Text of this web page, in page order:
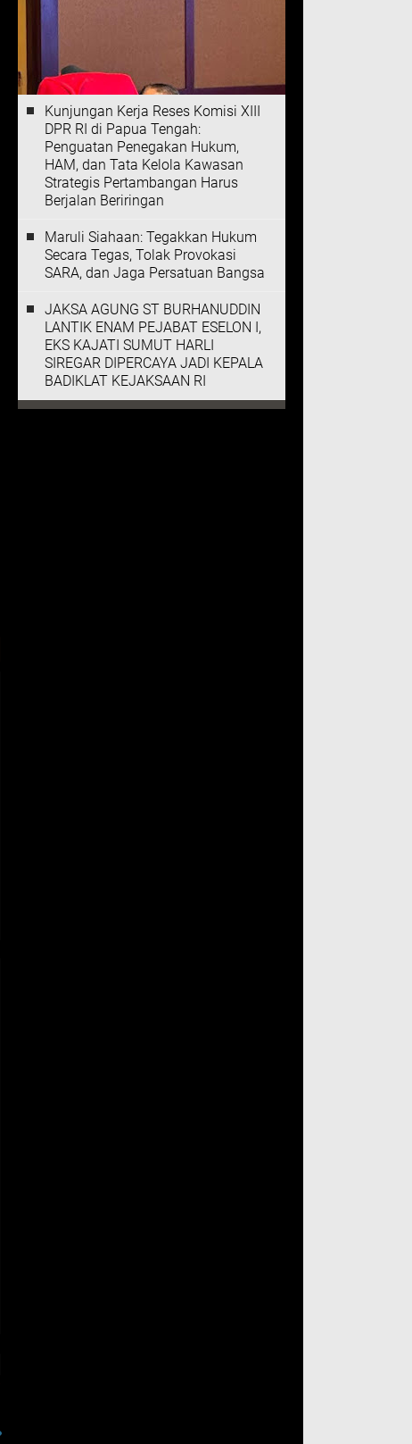
Kunjungan Kerja Reses Komisi XIII
DPR RI di Papua Tengah:
Penguatan Penegakan Hukum,
HAM, dan Tata Kelola Kawasan
Strategis Pertambangan Harus
Berjalan Beriringan
Maruli Siahaan: Tegakkan Hukum
Secara Tegas, Tolak Provokasi
SARA, dan Jaga Persatuan Bangsa
JAKSA AGUNG ST BURHANUDDIN
LANTIK ENAM PEJABAT ESELON I,
EKS KAJATI SUMUT HARLI
SIREGAR DIPERCAYA JADI KEPALA
BADIKLAT KEJAKSAAN RI